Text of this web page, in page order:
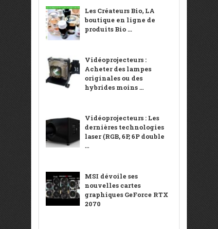
Les Créateurs Bio, LA
boutique en ligne de
produits Bio ...
Vidéoprojecteurs :
Acheter des lampes
originales ou des
hybrides moins ...
Vidéoprojecteurs : Les
dernières technologies
laser (RGB, 6P, 6P double
...
MSI dévoile ses
nouvelles cartes
graphiques GeForce RTX
2070